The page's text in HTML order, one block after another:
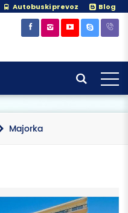
Autobuski prevoz Blog
Majorka